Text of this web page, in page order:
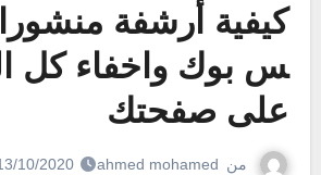
كيفية أرشفة
س بوك واخفاء كل
على صفحتك
من ahmed mohamed
10/2020